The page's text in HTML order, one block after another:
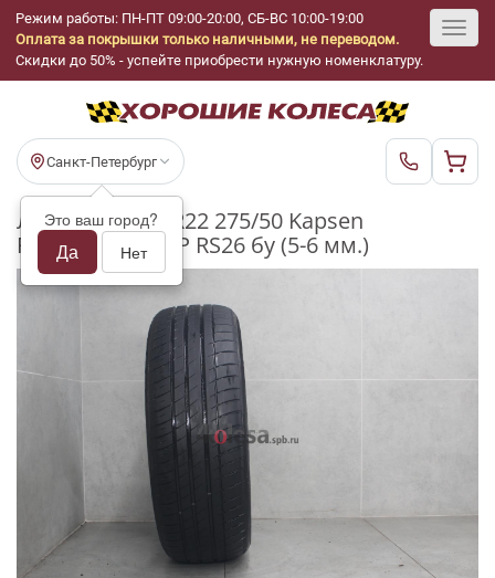
Режим работы: ПН-ПТ 09:00-20:00, СБ-ВС 10:00-19:00
Оплата за покрышки только наличными, не переводом.
Скидки до 50% - успейте приобрести нужную номенклатуру.
Санкт-Петербург
Это ваш город?
Да Нет
Летние шины R22 275/50 Kapsen
PracticalMax H/P RS26 бу (5-6 мм.)